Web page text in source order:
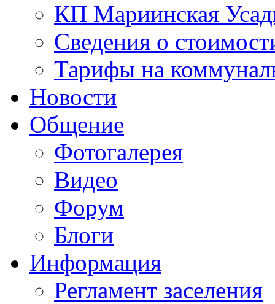
КП Мариинская
Сведения о
Тарифы на
Новости
Общение
Фотогалерея
Видео
Форум
Блоги
Информация
Регламент заселения